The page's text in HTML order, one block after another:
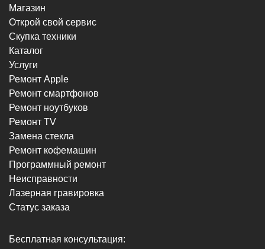
8 (964) 914-44-74
г. Новороссийск, пр-кт Ленина, 107
8 (964) 914-44-74
г. Новороссийск, ул. Героев Десантников,
8 (964) 914-44-74(с 9:00 до 20:00)
Магазин
Открой свой сервис
Скупка техники
Каталог
Услуги
Ремонт Apple
Ремонт смартфонов
Ремонт ноутбуков
Ремонт TV
Замена стекла
Ремонт кофемашин
Программный ремонт
Неисправности
Лазерная гравировка
Статус заказа
Бесплатная консультация: